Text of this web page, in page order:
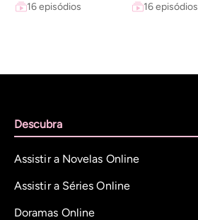
16 episódios
16 episódios
Descubra
Assistir a Novelas Online
Assistir a Séries Online
Doramas Online